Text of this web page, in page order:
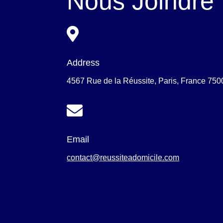

Address
4567 Rue de la Réussite, Paris, France

Email
contact@reussiteadomicile.com